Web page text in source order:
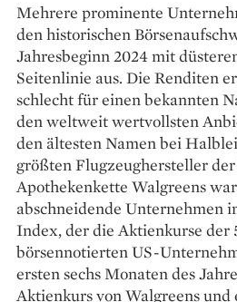
Mehrere prominente
den historischen
Jahresbeginn 2024 mit
Seitenlinie aus. Die Renditen
schlecht für einen bekannten
den weltweit wertvollsten
den ältesten Namen bei
größten Flugzeughersteller
Apothekenkette Walgreens
abschneidende Unternehmen
Index, der die Aktienkurse der
börsennotierten US-
ersten sechs Monaten des
Aktienkurs von Walgreens und